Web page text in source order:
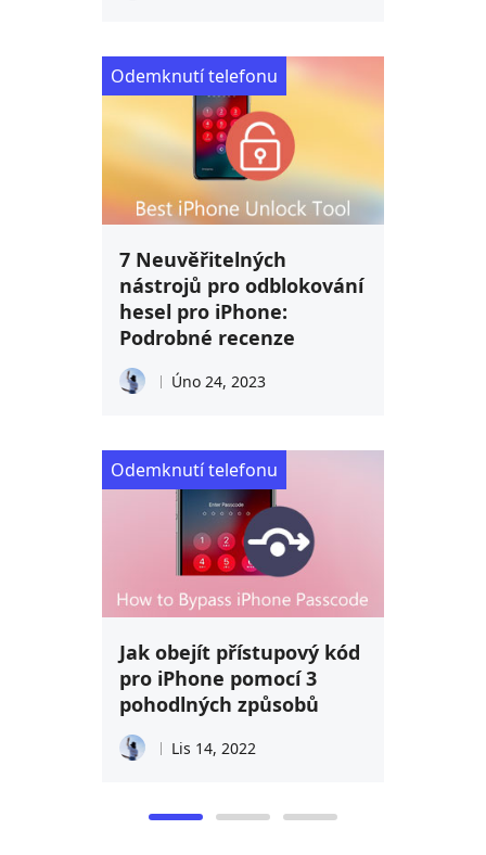
7 Neuvěřitelných
nástrojů pro odblokování
hesel pro iPhone:
Podrobné recenze
Úno 24, 2023
Odemknutí telefonu
Jak obejít přístupový kód
pro iPhone pomocí 3
pohodlných způsobů
Lis 14, 2022
Odemknutí telefonu